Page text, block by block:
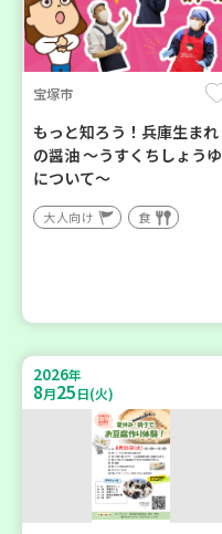
宝塚市
もっと知ろう！兵庫生まれ
の醤油 ～うすくちしょうゆ
について～
大人向け 食
2026年
8月25日(火)